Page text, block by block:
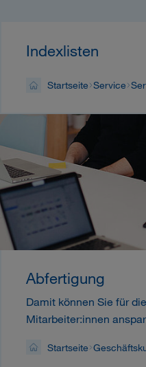
Indexlisten
Startseite Service
Abfertigung
Damit können Sie für
Mitarbeiter:innen
Startseite